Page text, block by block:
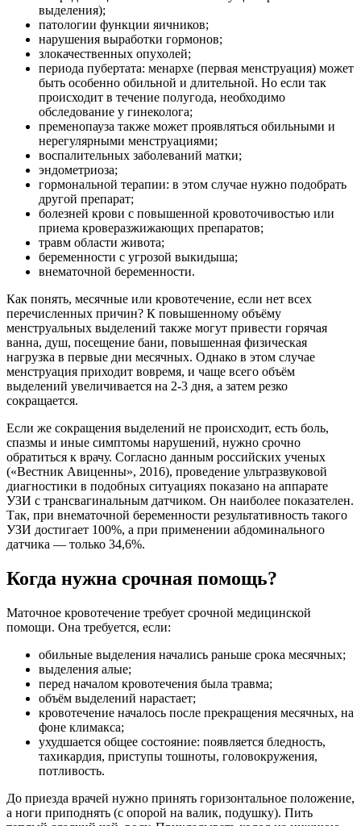
выделения);
патологии функции яичников;
нарушения выработки гормонов;
злокачественных опухолей;
периода пубертата: менархе (первая менструация) может
быть особенно обильной и длительной. Но если так
происходит в течение полугода, необходимо
обследование у гинеколога;
пременопауза также может проявляться обильными и
нерегулярными менструациями;
воспалительных заболеваний матки;
эндометриоза;
гормональной терапии: в этом случае нужно подобрать
другой препарат;
болезней крови с повышенной кровоточивостью или
приема кроверазжижающих препаратов;
травм области живота;
беременности с угрозой выкидыша;
внематочной беременности.
Как понять, месячные или кровотечение, если нет всех
перечисленных причин? К повышенному объёму
менструальных выделений также могут привести горячая
ванна, душ, посещение бани, повышенная физическая
нагрузка в первые дни месячных. Однако в этом случае
менструация приходит вовремя, и чаще всего объём
выделений увеличивается на 2-3 дня, а затем резко
сокращается.
Если же сокращения выделений не происходит, есть боль,
спазмы и иные симптомы нарушений, нужно срочно
обратиться к врачу. Согласно данным российских ученых
(«Вестник Авиценны», 2016), проведение ультразвуковой
диагностики в подобных ситуациях показано на аппарате
УЗИ с трансвагинальным датчиком. Он наиболее показателен.
Так, при внематочной беременности результативность такого
УЗИ достигает 100%, а при применении абдоминального
датчика — только 34,6%.
Когда нужна срочная помощь?
Маточное кровотечение требует срочной медицинской
помощи. Она требуется, если:
обильные выделения начались раньше срока месячных;
выделения алые;
перед началом кровотечения была травма;
объём выделений нарастает;
кровотечение началось после прекращения месячных, на
фоне климакса;
ухудшается общее состояние: появляется бледность,
тахикардия, приступы тошноты, головокружения,
потливость.
До приезда врачей нужно принять горизонтальное положение,
а ноги приподнять (с опорой на валик, подушку). Пить